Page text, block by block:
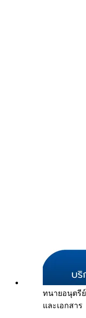
ทนายอนุตรีย์
และเอกสาร